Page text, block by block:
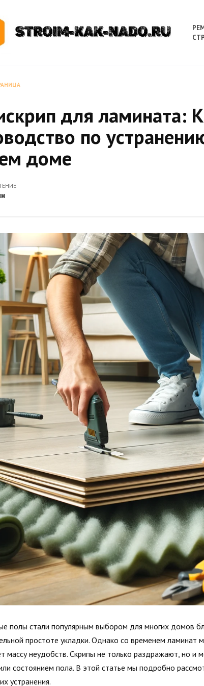
для ламината:
по
доме
полы стали популярным выбором для многих домов
простоте укладки. Однако со временем ламинат
массу неудобств. Скрипы не только раздражают, но и
состоянием пола. В этой статье мы подробно
устранения.